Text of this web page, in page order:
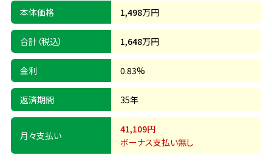
本体価格 1,498万円
合計（税込） 1,648万円
金利 0.83%
返済期間 35年
月々支払い
41,109円
ボーナス支払い無し